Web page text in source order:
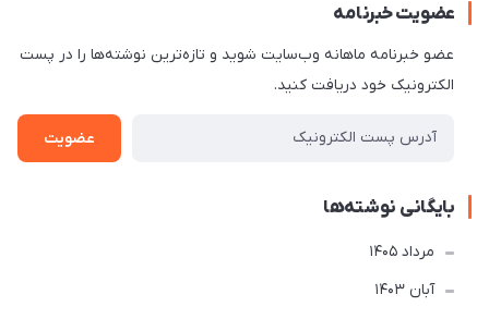
عضویت خبرنامه
عضو خبرنامه ماهانه وب‌سایت شوید و تازه‌ترین نوشته‌ها را در پست
الکترونیک خود دریافت کنید.
عضویت
بایگانی نوشته‌ها
مرداد 1405
آبان 1403